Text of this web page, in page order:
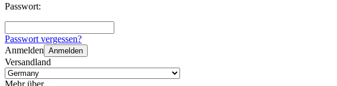
Passwort:
Passwort vergessen?
Anmelden Anmelden
Versandland
Mehr über...